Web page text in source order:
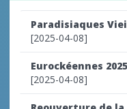
Paradisiaques
[2025-04-08]
Eurockéennes
[2025-04-08]